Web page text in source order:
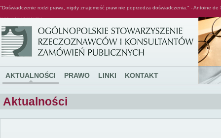
"Doświadczenie rodzi prawa, nigdy znajomość praw nie poprzedza doświadczenia." - Antoine de
AKTUALNOŚCI PRAWO LINKI KONTAKT
Aktualności